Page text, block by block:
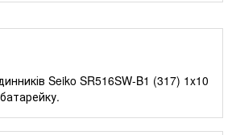
Seiko SR516SW-B1 (317) 1x10